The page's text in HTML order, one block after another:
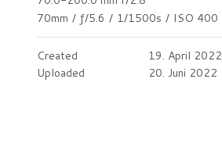
70mm / ƒ/5.6 / 1/1500s / ISO 400
Created
19. April 2022
Uploaded
20. Juni 2022